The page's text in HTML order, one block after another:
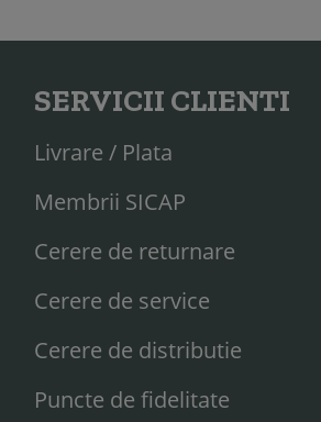
SERVICII CLIENTI
Livrare / Plata
Membrii SICAP
Cerere de returnare
Cerere de service
Cerere de distributie
Puncte de fidelitate